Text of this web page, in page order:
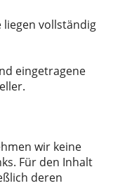
liegen vollständig
eingetragene
wir keine
Für den Inhalt
deren